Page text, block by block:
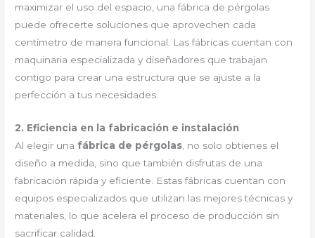
maximizar el uso del espacio, una fábrica de pérgolas
puede ofrecerte soluciones que aprovechen cada
centímetro de manera funcional. Las fábricas cuentan con
maquinaria especializada y diseñadores que trabajan
contigo para crear una estructura que se ajuste a la
perfección a tus necesidades.
2. Eficiencia en la fabricación e instalación
Al elegir una fábrica de pérgolas , no solo obtienes el
diseño a medida, sino que también disfrutas de una
fabricación rápida y eficiente. Estas fábricas cuentan con
equipos especializados que utilizan las mejores técnicas y
materiales, lo que acelera el proceso de producción sin
sacrificar calidad.